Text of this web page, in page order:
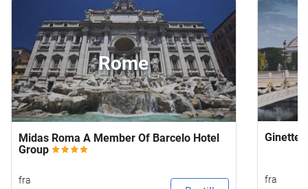
Rome
Midas Roma A Member Of Barcelo Hotel
Group
fra
Ginette
fra